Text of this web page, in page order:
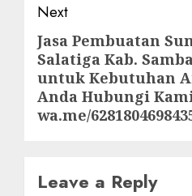
Next
Next
post:
Jasa Pembuatan
Salatiga Kab.
untuk Kebutuhan
Anda Hubungi
wa.me/
Leave a Reply